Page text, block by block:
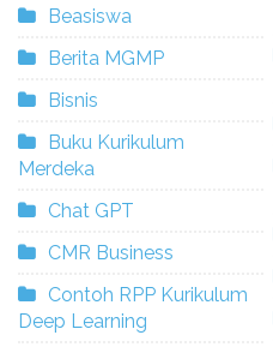
Beasiswa
Berita MGMP
Bisnis
Buku Kurikulum
Merdeka
Chat GPT
CMR Business
Contoh RPP Kurikulum
Deep Learning